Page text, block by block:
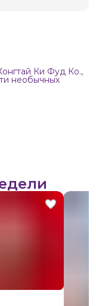
Ки Фуд Ко.,
необычных